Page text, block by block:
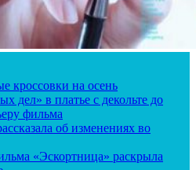
кроссовки на осень
дел» в платье с декольте до
фильма
об изменениях во
«Эскортница» раскрыла